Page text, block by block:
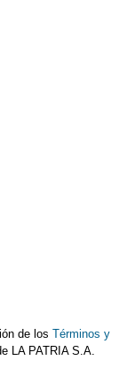
de losTérminos y
LA PATRIA S.A.